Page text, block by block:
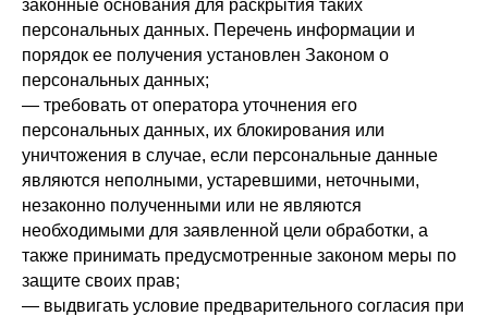
законные основания для раскрытия таких
персональных данных. Перечень информации и
порядок ее получения установлен Законом о
персональных данных;
— требовать от оператора уточнения его
персональных данных, их блокирования или
уничтожения в случае, если персональные данные
являются неполными, устаревшими, неточными,
незаконно полученными или не являются
необходимыми для заявленной цели обработки, а
также принимать предусмотренные законом меры по
защите своих прав;
— выдвигать условие предварительного согласия при